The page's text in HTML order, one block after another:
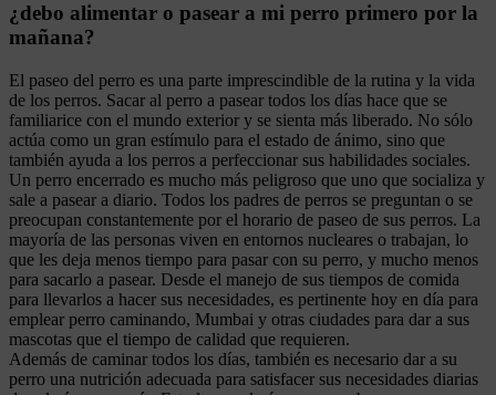
¿debo alimentar o pasear a mi perro primero por la
mañana?
El paseo del perro es una parte imprescindible de la rutina y la vida
de los perros. Sacar al perro a pasear todos los días hace que se
familiarice con el mundo exterior y se sienta más liberado. No sólo
actúa como un gran estímulo para el estado de ánimo, sino que
también ayuda a los perros a perfeccionar sus habilidades sociales.
Un perro encerrado es mucho más peligroso que uno que socializa y
sale a pasear a diario. Todos los padres de perros se preguntan o se
preocupan constantemente por el horario de paseo de sus perros. La
mayoría de las personas viven en entornos nucleares o trabajan, lo
que les deja menos tiempo para pasar con su perro, y mucho menos
para sacarlo a pasear. Desde el manejo de sus tiempos de comida
para llevarlos a hacer sus necesidades, es pertinente hoy en día para
emplear perro caminando, Mumbai y otras ciudades para dar a sus
mascotas que el tiempo de calidad que requieren.
Además de caminar todos los días, también es necesario dar a su
perro una nutrición adecuada para satisfacer sus necesidades diarias